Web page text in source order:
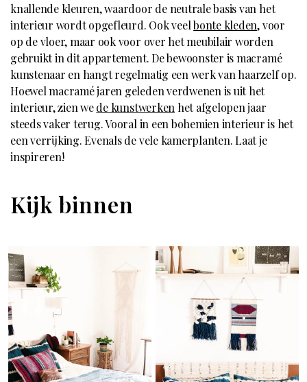
knallende kleuren, waardoor de neutrale basis van het
interieur wordt opgefleurd. Ook veelbonte kleden, voor
op de vloer, maar ook voor over het meubilair worden
gebruikt in dit appartement. De bewoonster is macramé
kunstenaar en hangt regelmatig een werk van haarzelf op.
Hoewel macramé jaren geleden verdwenen is uit het
interieur, zien wede kunstwerken het afgelopen jaar
steeds vaker terug. Vooral in een bohemien interieur is het
een verrijking. Evenals de vele kamerplanten. Laat je
inspireren!
Kijk binnen